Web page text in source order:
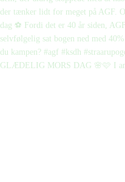
GLÆDELIG MORS DAG 🌸🩷 I